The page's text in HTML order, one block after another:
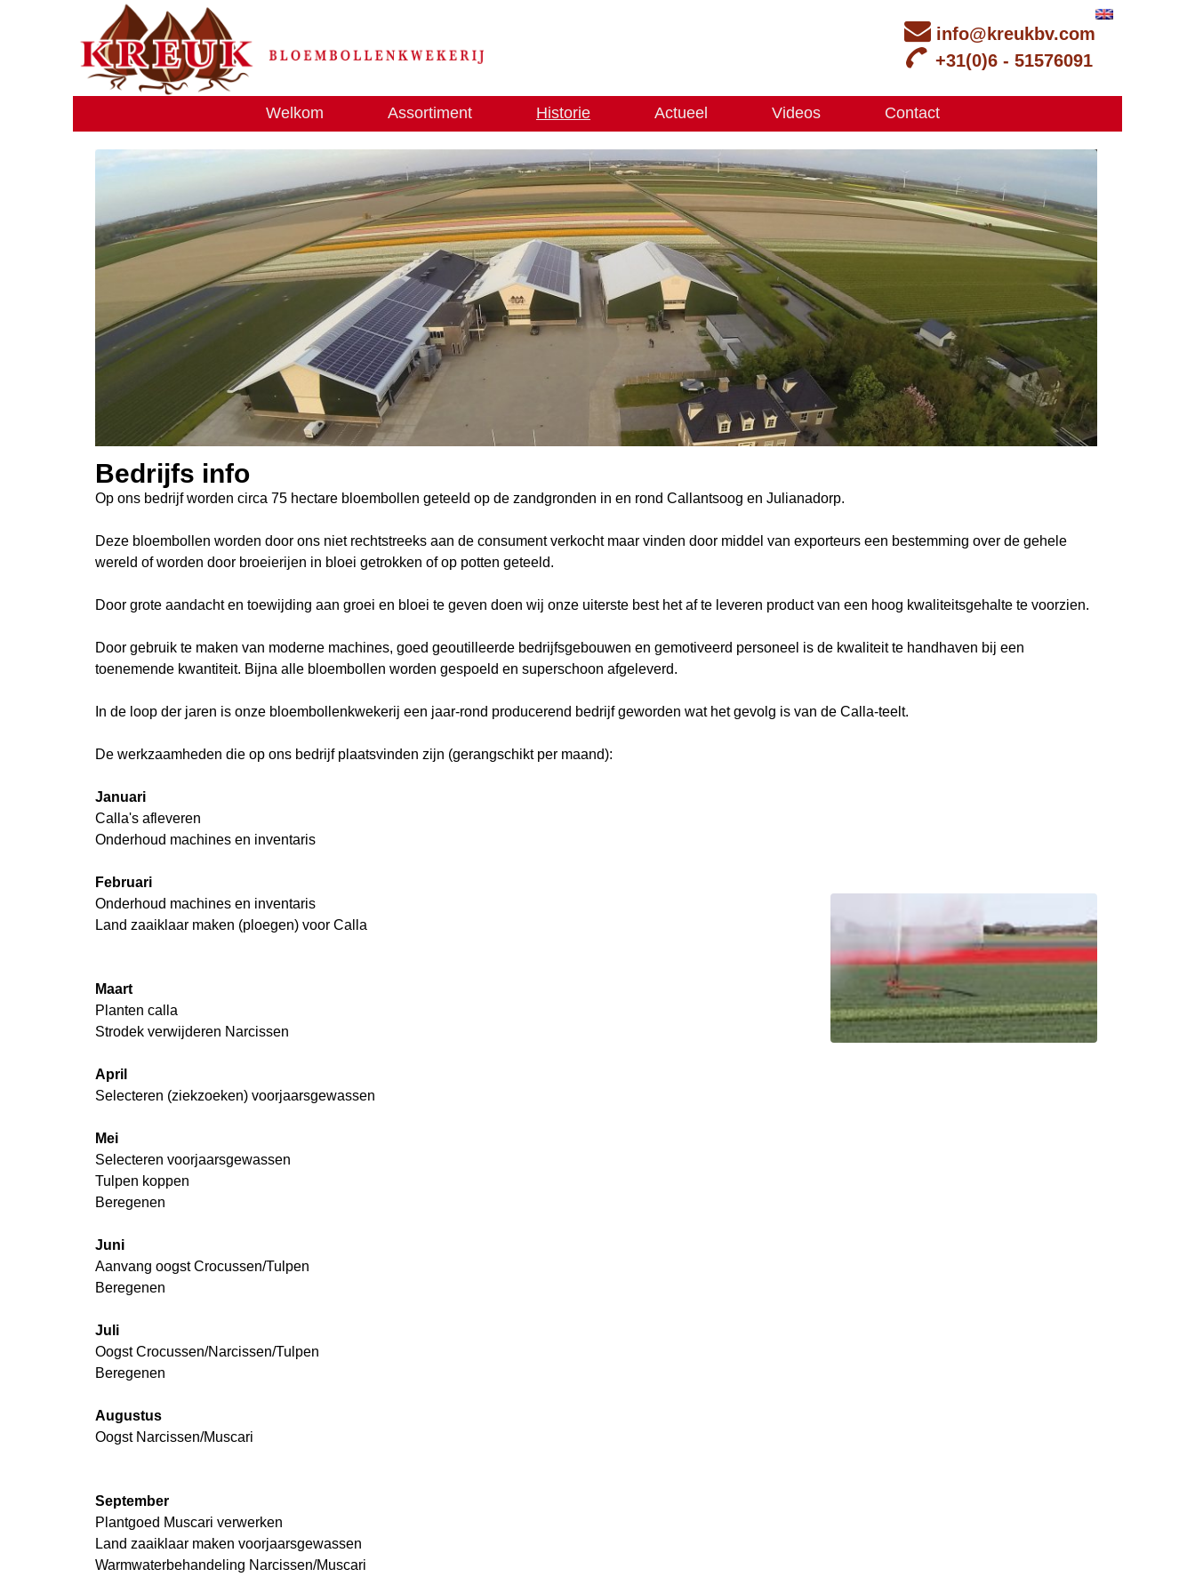
info@kreukbv.com
+31(0)6 - 51576091
Welkom Assortiment Historie Actueel Videos Contact
Bedrijfs info
Op ons bedrijf worden circa 75 hectare bloembollen geteeld op de zandgronden in en rond Callantsoog en Julianadorp.
Deze bloembollen worden door ons niet rechtstreeks aan de consument verkocht maar vinden door middel van exporteurs een bestemming over de gehele
wereld of worden door broeierijen in bloei getrokken of op potten geteeld.
Door grote aandacht en toewijding aan groei en bloei te geven doen wij onze uiterste best het af te leveren product van een hoog kwaliteitsgehalte te voorzien.
Door gebruik te maken van moderne machines, goed geoutilleerde bedrijfsgebouwen en gemotiveerd personeel is de kwaliteit te handhaven bij een
toenemende kwantiteit. Bijna alle bloembollen worden gespoeld en superschoon afgeleverd.
In de loop der jaren is onze bloembollenkwekerij een jaar-rond producerend bedrijf geworden wat het gevolg is van de Calla-teelt.
De werkzaamheden die op ons bedrijf plaatsvinden zijn (gerangschikt per maand):
Januari
Calla's afleveren
Onderhoud machines en inventaris
Februari
Onderhoud machines en inventaris
Land zaaiklaar maken (ploegen) voor Calla
Maart
Planten calla
Strodek verwijderen Narcissen
April
Selecteren (ziekzoeken) voorjaarsgewassen
Mei
Selecteren voorjaarsgewassen
Tulpen koppen
Beregenen
Juni
Aanvang oogst Crocussen/Tulpen
Beregenen
Juli
Oogst Crocussen/Narcissen/Tulpen
Beregenen
Augustus
Oogst Narcissen/Muscari
September
Plantgoed Muscari verwerken
Land zaaiklaar maken voorjaarsgewassen
Warmwaterbehandeling Narcissen/Muscari